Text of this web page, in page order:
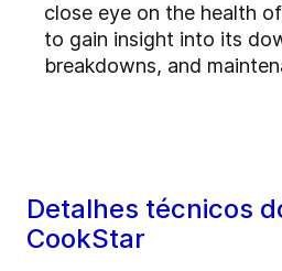
close eye on the health
to gain insight into its
breakdowns, and
Detalhes técnicos
CookStar